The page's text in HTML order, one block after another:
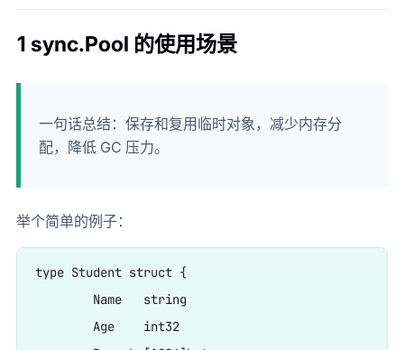
1 sync.Pool 的使用场景
一句话总结：保存和复用临时对象，减少内存分
配，降低 GC 压力。
举个简单的例子：
type Student struct {